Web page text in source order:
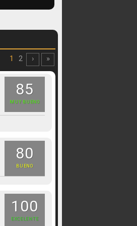
1 2 › »
85
MUY BUENO
80
BUENO
100
EXCELENTE